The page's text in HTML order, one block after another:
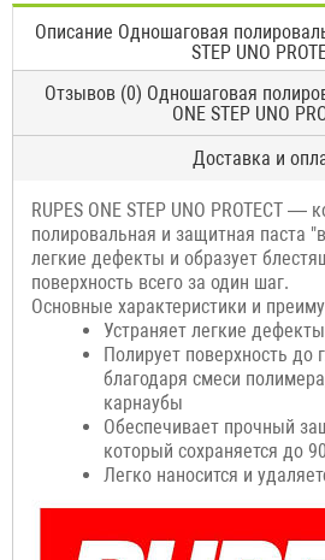
Описание Одношаговая
STEP UNO
Отзывов (0) Одношаговая
ONE STEP UNO
Доставка и
RUPES ONE STEP UNO PROTECT —
полировальная и защитная паста
легкие дефекты и образует
поверхность всего за один шаг.
Основные характеристики и
Устраняет легкие
Полирует поверхность до
благодаря смеси
карнаубы
Обеспечивает прочный
который сохраняется до
Легко наносится и